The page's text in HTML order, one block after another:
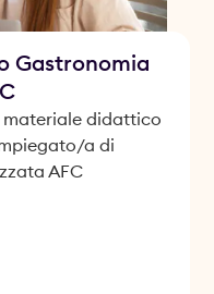
Gastronomia
materiale didattico
a di
AFC